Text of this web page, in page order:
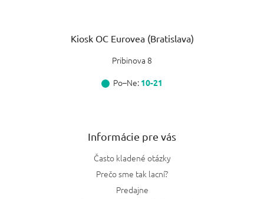
Kiosk OC Eurovea (Bratislava)
Pribinova 8
Po–Ne: 10-21
Informácie pre vás
Často kladené otázky
Prečo sme tak lacní?
Predajne